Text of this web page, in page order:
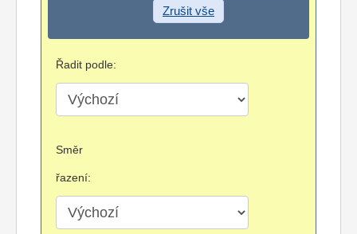
Zrušit vše
Řadit podle:
Směr
řazení: